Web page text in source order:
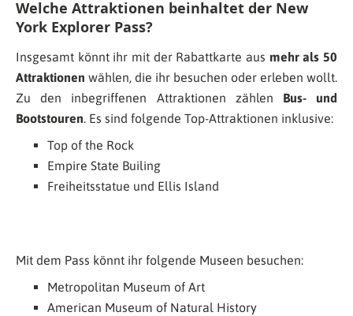
Welche Attraktionen beinhaltet der New
York Explorer Pass?
Insgesamt könnt ihr mit der Rabattkarte aus mehr als 50
Attraktionen wählen, die ihr besuchen oder erleben wollt.
Zu den inbegriffenen Attraktionen zählen Bus- und
Bootstouren. Es sind folgende Top-Attraktionen inklusive:
Top of the Rock
Empire State Builing
Freiheitsstatue und Ellis Island
Mit dem Pass könnt ihr folgende Museen besuchen:
Metropolitan Museum of Art
American Museum of Natural History